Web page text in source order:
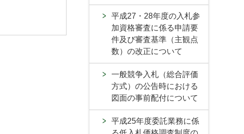
平成27・28年度の入札参
加資格審査に係る申請要
件及び審査基準（主観点
数）の改正について
一般競争入札（総合評価
方式）の公告時における
図面の事前配付について
平成25年度委託業務に係